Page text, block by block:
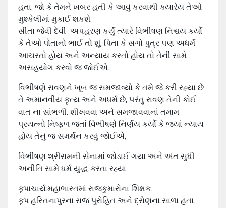
હતા. જો કે તેમને ખબર હતી કે આવું કરવાથી ક્યારેય તેઓ
મુશ્કેલીમાં મુકાઈ શકશે.
સીતા જેવી દેવી અ૫હરણ કર્યું ત્યારે વિભીષણ નિશ્ચય કર્યો
કે તેઓ પોતાનો ભાઈ તો શું, પિતા કે સગો પુત્ર ૫ણ અધર્મ
આચરતો હોય અને અન્યાય કરતો હોય તો તેની સામે
અસહયોગ કરવો જ જોઈએ.
વિભીષણે રાવણને ખૂબ જ સમજાવ્યો કે તમે જે કરી રહ્યા છે
તે અમાનવીય કૃત્ય અને અધર્મ છે, ૫રંતુ રાવણ તેની કોઈ
વાત ના સાંભળી. શીખવવા અને સમજાવવાનાં તમામ
પ્રયત્નો નિષ્ફળ જતાં વિભીષણે નિર્ણય કર્યો કે જયાં ન્યાય
હોય તેનું જ સમર્થન કરવું જોઈએ,
વિભીષણ શ્રીરામની સેનામાં જોડાઈ ગયા અને અંત સુધી
અનીતિ સામે ધર્મ યુદ્ધ કરતા રહ્યા.
કૃપાચાર્ય:મહાભારતમાં રાજકુમારોના શિક્ષક.
કૃપ હસ્તિનાપુરના રાજ પુરોહિત અને દ્રોણના સાળા હતા.